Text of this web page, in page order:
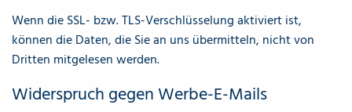
Wenn die SSL- bzw. TLS-Verschlüsselung aktiviert ist,
können die Daten, die Sie an uns übermitteln, nicht von
Dritten mitgelesen werden.
Widerspruch gegen Werbe-E-Mails